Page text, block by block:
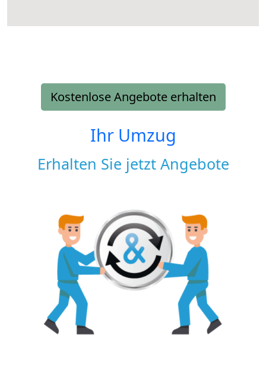
Kostenlose Angebote erhalten
Ihr Umzug
Erhalten Sie jetzt Angebote